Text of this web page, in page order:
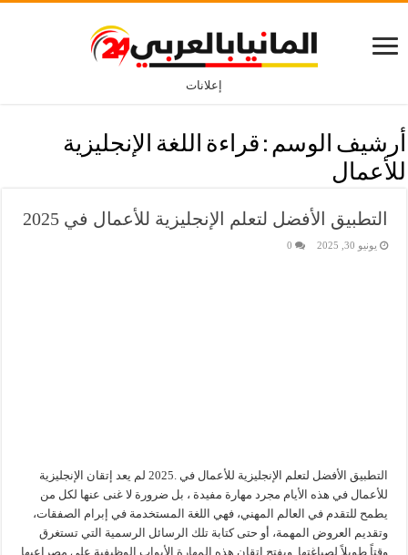
إعلانات
أرشيف الوسم : قراءة اللغة الإنجليزية
للأعمال
التطبيق الأفضل لتعلم الإنجليزية للأعمال في 2025
يونيو 30, 2025 0
التطبيق الأفضل لتعلم الإنجليزية للأعمال في .2025 لم يعد إتقان الإنجليزية
للأعمال في هذه الأيام مجرد مهارة مفيدة ، بل ضرورة لا غنى عنها لكل من
يطمح للتقدم في العالم المهني، فهي اللغة المستخدمة في إبرام الصفقات،
وتقديم العروض المهمة، أو حتى كتابة تلك الرسائل الرسمية التي تستغرق
وقتاً طويلاً لصياغتها. ويفتح إتقان هذه المهارة الأبواب الوظيفية على مصراعيها